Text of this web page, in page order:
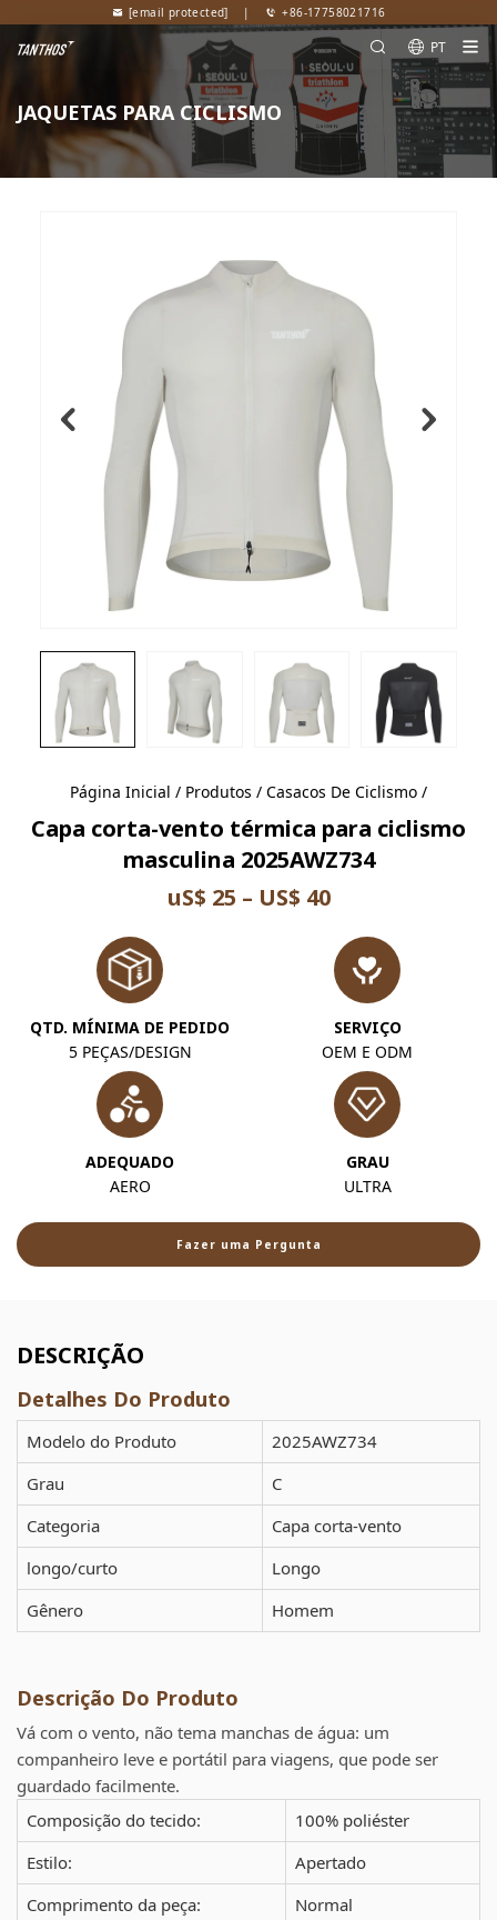
[email protected] | +86-17758021716
PT
JAQUETAS PARA CICLISMO
Página Inicial / Produtos / Casacos De Ciclismo /
Capa corta-vento térmica para ciclismo
masculina 2025AWZ734
uS$ 25 – US$ 40
QTD. MÍNIMA DE PEDIDO
5 PEÇAS/DESIGN
SERVIÇO
OEM E ODM
ADEQUADO
AERO
GRAU
ULTRA
Fazer uma Pergunta
DESCRIÇÃO
Detalhes Do Produto
Modelo do Produto
2025AWZ734
Grau
C
Categoria
Capa corta-vento
longo/curto
Longo
Gênero
Homem
Descrição Do Produto
Vá com o vento, não tema manchas de água: um
companheiro leve e portátil para viagens, que pode ser
guardado facilmente.
Composição do tecido:
100% poliéster
Estilo:
Apertado
Comprimento da peça:
Normal